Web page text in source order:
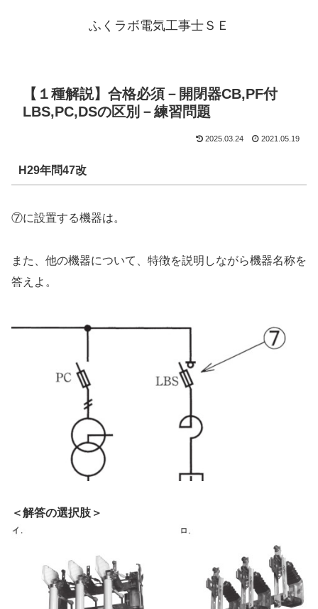
ふくラボ電気工事士ＳＥ
【１種解説】合格必須－開閉器CB,PF付
LBS,PC,DSの区別－練習問題
2025.03.24 2021.05.19
H29年問47改
⑦に設置する機器は。
また、他の機器について、特徴を説明しながら機器名称を
答えよ。
＜解答の選択肢＞